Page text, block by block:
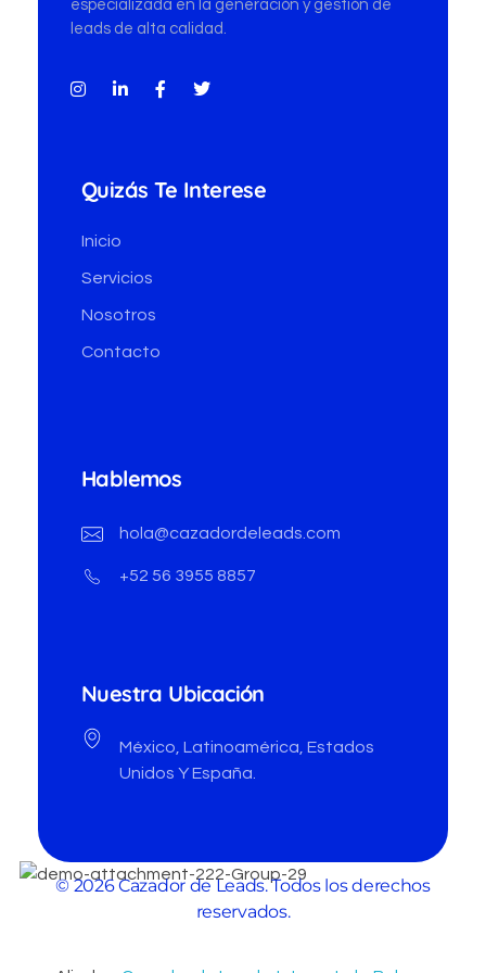
especializada en la generación y gestión de
leads de alta calidad.
Quizás Te Interese
Inicio
Servicios
Nosotros
Contacto
Hablemos
hola@cazadordeleads.com
+52 56 3955 8857
Nuestra Ubicación
México, Latinoamérica, Estados
Unidos Y España.
© 2026 Cazador de Leads. Todos los derechos
reservados.